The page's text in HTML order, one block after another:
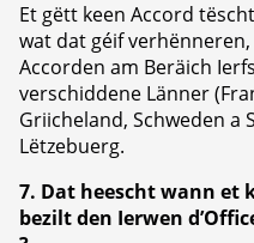
Et gëtt keen Accord
wat dat géif
Accorden am Beräich
verschiddene Länner
Griicheland, Schweden a
Lëtzebuerg.
7. Dat heescht wann et
bezilt den Ierwen